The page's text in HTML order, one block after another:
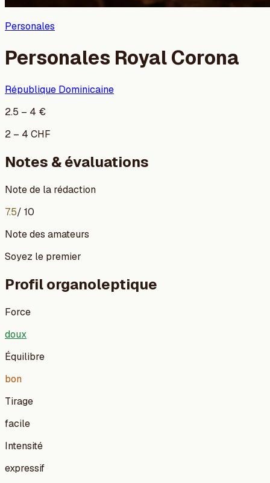
Personales
Personales Royal Corona
République Dominicaine
2.5 – 4 €
2 – 4 CHF
Notes & évaluations
Note de la rédaction
7.5/ 10
Note des amateurs
Soyez le premier
Profil organoleptique
Force
doux
Équilibre
bon
Tirage
facile
Intensité
expressif